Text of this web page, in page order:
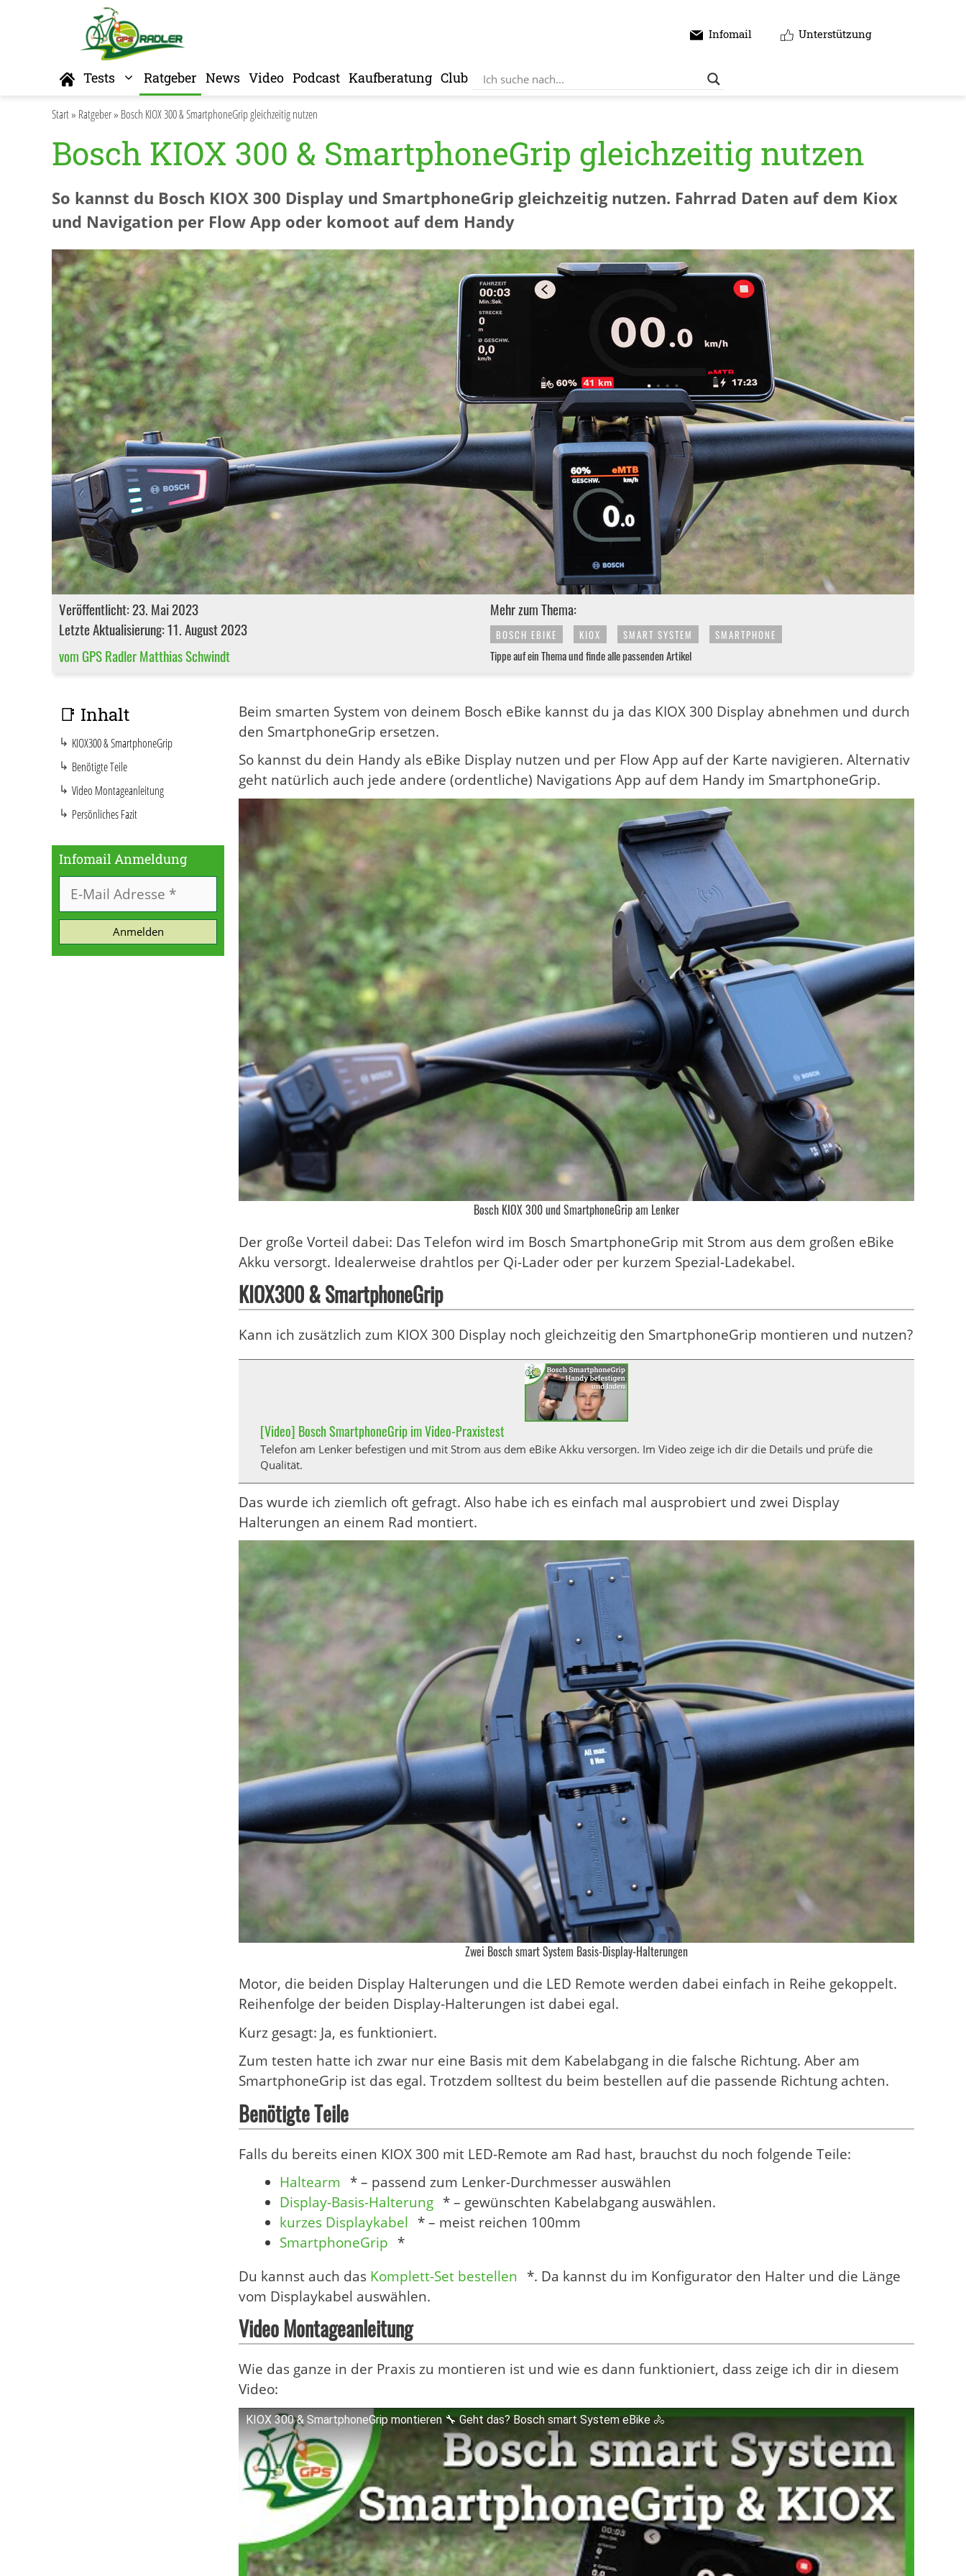
Infomail Unterstützung
Home
Tests Ratgeber News Video Podcast Kaufberatung Club
Start» Ratgeber» Bosch KIOX 300 & SmartphoneGrip gleichzeitig nutzen
Bosch KIOX 300 & SmartphoneGrip gleichzeitig nutzen
So kannst du Bosch KIOX 300 Display und SmartphoneGrip gleichzeitig nutzen. Fahrrad Daten auf dem Kiox
und Navigation per Flow App oder komoot auf dem Handy
Veröffentlicht: 23. Mai 2023
Letzte Aktualisierung: 11. August 2023
vom GPS Radler Matthias Schwindt
Mehr zum Thema:
BOSCH EBIKE KIOX SMART SYSTEM SMARTPHONE
Tippe auf ein Thema und finde alle passenden Artikel
Beim smarten System von deinem Bosch eBike kannst du ja das KIOX 300 Display abnehmen und durch
den SmartphoneGrip ersetzen.
So kannst du dein Handy als eBike Display nutzen und per Flow App auf der Karte navigieren. Alternativ
geht natürlich auch jede andere (ordentliche) Navigations App auf dem Handy im SmartphoneGrip.
Bosch KIOX 300 und SmartphoneGrip am Lenker
Der große Vorteil dabei: Das Telefon wird im Bosch SmartphoneGrip mit Strom aus dem großen eBike
Akku versorgt. Idealerweise drahtlos per Qi-Lader oder per kurzem Spezial-Ladekabel.
KIOX300 & SmartphoneGrip
Kann ich zusätzlich zum KIOX 300 Display noch gleichzeitig den SmartphoneGrip montieren und nutzen?
[Video] Bosch SmartphoneGrip im Video-Praxistest
Telefon am Lenker befestigen und mit Strom aus dem eBike Akku versorgen. Im Video zeige ich dir die Details und prüfe die
Qualität.
Das wurde ich ziemlich oft gefragt. Also habe ich es einfach mal ausprobiert und zwei Display
Halterungen an einem Rad montiert.
Zwei Bosch smart System Basis-Display-Halterungen
Motor, die beiden Display Halterungen und die LED Remote werden dabei einfach in Reihe gekoppelt.
Reihenfolge der beiden Display-Halterungen ist dabei egal.
Kurz gesagt: Ja, es funktioniert.
Zum testen hatte ich zwar nur eine Basis mit dem Kabelabgang in die falsche Richtung. Aber am
SmartphoneGrip ist das egal. Trotzdem solltest du beim bestellen auf die passende Richtung achten.
Benötigte Teile
Falls du bereits einen KIOX 300 mit LED-Remote am Rad hast, brauchst du noch folgende Teile:
Haltearm * – passend zum Lenker-Durchmesser auswählen
Display-Basis-Halterung * – gewünschten Kabelabgang auswählen.
kurzes Displaykabel * – meist reichen 100mm
SmartphoneGrip *
Du kannst auch das Komplett-Set bestellen *. Da kannst du im Konfigurator den Halter und die Länge
vom Displaykabel auswählen.
Video Montageanleitung
Wie das ganze in der Praxis zu montieren ist und wie es dann funktioniert, dass zeige ich dir in diesem
Video:
KIOX 300 & SmartphoneGrip montieren 🔧 Geht das? Bosch smart System eBike 🚴
📑 Inhalt
KIOX300 & SmartphoneGrip
Benötigte Teile
Video Montageanleitung
Persönliches Fazit
Infomail Anmeldung
Anmelden